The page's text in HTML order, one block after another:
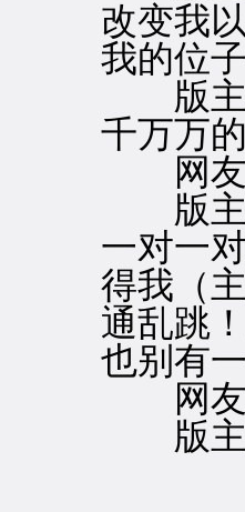
改变我
我的位
版主
千万万
网友
版主
一对一
得我（
通乱跳
也别有
网友H
版主